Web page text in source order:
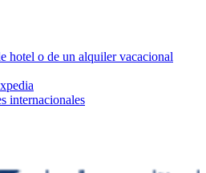
hotel o de un alquiler vacacional
internacionales